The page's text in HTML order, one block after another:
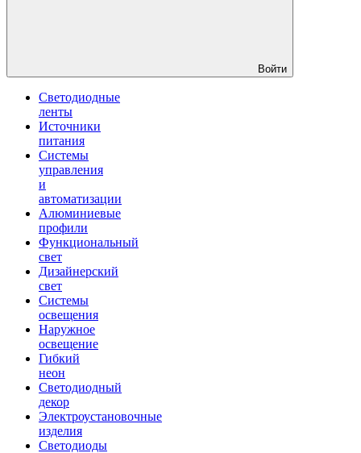
Войти
Светодиодные
ленты
Источники
питания
Системы
управления
и
автоматизации
Алюминиевые
профили
Функциональный
свет
Дизайнерский
свет
Системы
освещения
Наружное
освещение
Гибкий
неон
Светодиодный
декор
Электроустановочные
изделия
Светодиоды